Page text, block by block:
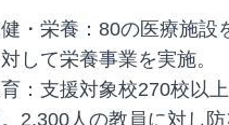
・栄養：80の医療施設
して栄養事業を実施。
：支援対象校270校以
2,300人の教員に対し